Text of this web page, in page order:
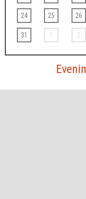
24 25 26
31 1 2